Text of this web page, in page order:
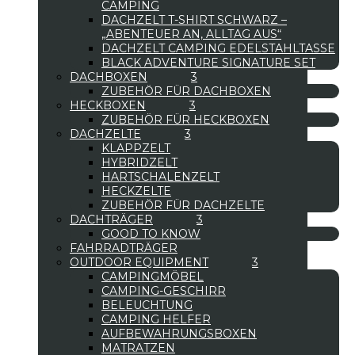
CAMPING
DACHZELT T-SHIRT SCHWARZ –
„ABENTEUER AN, ALLTAG AUS“
DACHZELT CAMPING EDELSTAHLTASSE
BLACK ADVENTURE SIGNATURE SET
DACHBOXEN
ZUBEHÖR FÜR DACHBOXEN
HECKBOXEN
ZUBEHÖR FÜR HECKBOXEN
DACHZELTE
KLAPPZELT
HYBRIDZELT
HARTSCHALENZELT
HECKZELTE
ZUBEHÖR FÜR DACHZELTE
DACHTRÄGER
GOOD TO KNOW
FAHRRADTRÄGER
OUTDOOR EQUIPMENT
CAMPINGMÖBEL
CAMPING-GESCHIRR
BELEUCHTUNG
CAMPING HELFER
AUFBEWAHRUNGSBOXEN
MATRATZEN